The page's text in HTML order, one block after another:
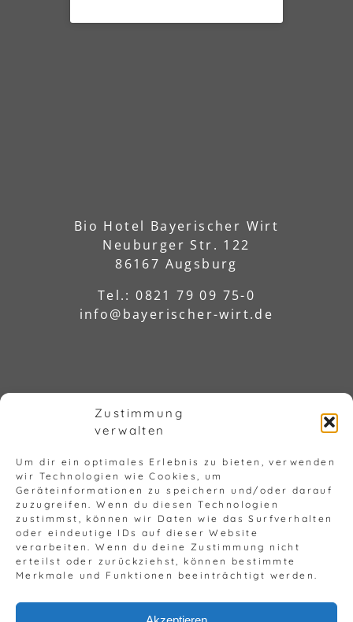
Zustimmung
verwalten
Um dir ein optimales Erlebnis zu bieten, verwenden
wir Technologien wie Cookies, um
Geräteinformationen zu speichern und/oder darauf
zuzugreifen. Wenn du diesen Technologien
zustimmst, können wir Daten wie das Surfverhalten
oder eindeutige IDs auf dieser Website
verarbeiten. Wenn du deine Zustimmung nicht
erteilst oder zurückziehst, können bestimmte
Merkmale und Funktionen beeinträchtigt werden.
Bio Hotel Bayerischer Wirt
Neuburger Str. 122
86167 Augsburg
Tel.: 0821 79 09 75-0
info@bayerischer-wirt.de
© Copyright 2023 - 2026 | Impressum
|Barrierefreiheit|Datenschutz